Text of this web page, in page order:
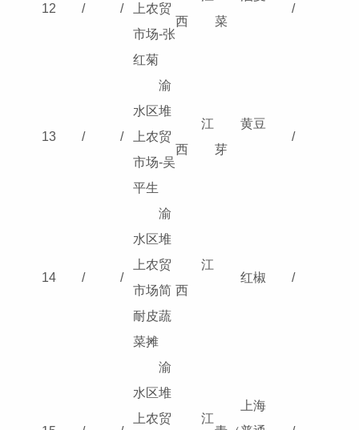
12 / /
上农贸
市场-张
红菊
西
菜
/
13 / /
渝
水区堆
上农贸
市场-吴
平生
江
西
黄豆
芽
/
14 / /
渝
水区堆
上农贸
市场简
耐皮蔬
菜摊
江
西
红椒 /
渝
水区堆
上农贸
江
上海